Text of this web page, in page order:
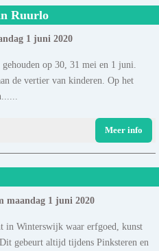
Ruurlo
1 juni 2020
op 30, 31 mei en 1 juni.
de vertier van kinderen. Op het
Meer info
maandag 1 juni 2020
in Winterswijk waar erfgoed, kunst
gebeurt altijd tijdens Pinksteren en